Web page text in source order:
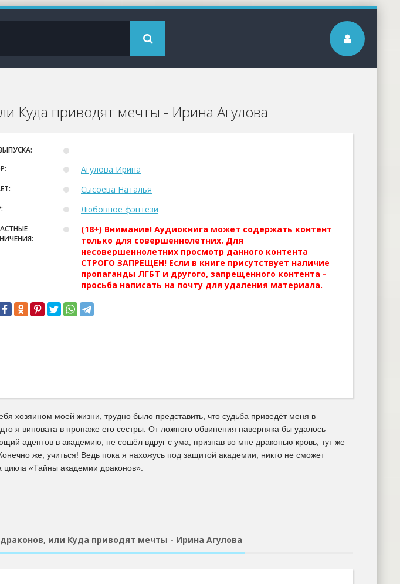
Куда приводят мечты - Ирина Агулова
Агулова Ирина
Сысоева Наталья
Любовное фэнтези
(18+) Внимание! Аудиокнига может содержать контент
только для совершеннолетних. Для
несовершеннолетних просмотр данного контента
СТРОГО ЗАПРЕЩЕН! Если в книге присутствует наличие
пропаганды ЛГБТ и другого, запрещенного контента -
просьба написать на почту для удаления материала.
хозяином моей жизни, трудно было представить, что судьба приведёт меня в
я виновата в пропаже его сестры. От ложного обвинения наверняка бы удалось
адептов в академию, не сошёл вдруг с ума, признав во мне драконью кровь, тут же
же, учиться! Ведь пока я нахожусь под защитой академии, никто не сможет
«Тайны академии драконов».
или Куда приводят мечты - Ирина Агулова